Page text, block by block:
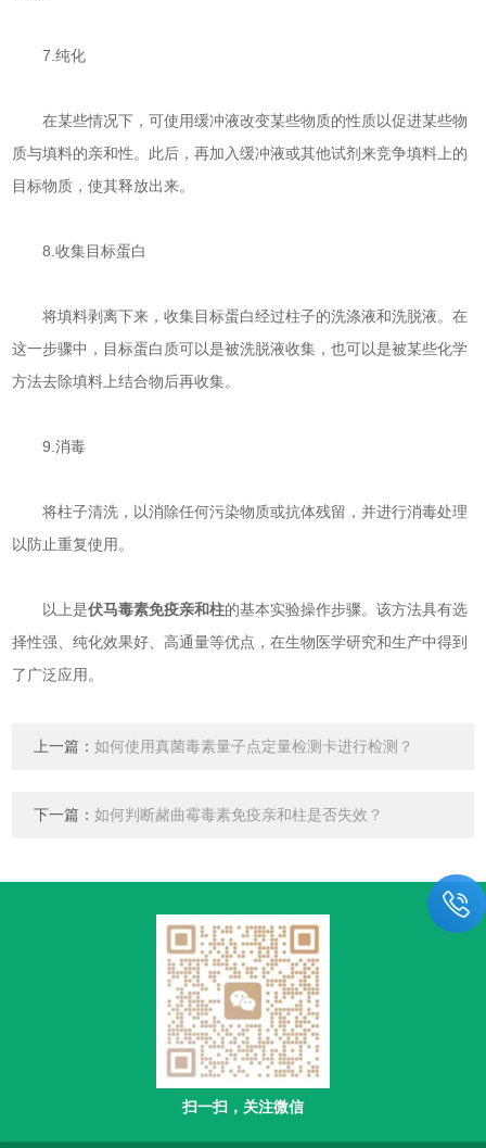
7.纯化
在某些情况下，可使用缓冲液改变某些物质的性质以促进某些物
质与填料的亲和性。此后，再加入缓冲液或其他试剂来竞争填料上的
目标物质，使其释放出来。
8.收集目标蛋白
将填料剥离下来，收集目标蛋白经过柱子的洗涤液和洗脱液。在
这一步骤中，目标蛋白质可以是被洗脱液收集，也可以是被某些化学
方法去除填料上结合物后再收集。
9.消毒
将柱子清洗，以消除任何污染物质或抗体残留，并进行消毒处理
以防止重复使用。
以上是伏马毒素免疫亲和柱的基本实验操作步骤。该方法具有选
择性强、纯化效果好、高通量等优点，在生物医学研究和生产中得到
了广泛应用。
上一篇：如何使用真菌毒素量子点定量检测卡进行检测？
下一篇：如何判断赭曲霉毒素免疫亲和柱是否失效？
扫一扫，关注微信